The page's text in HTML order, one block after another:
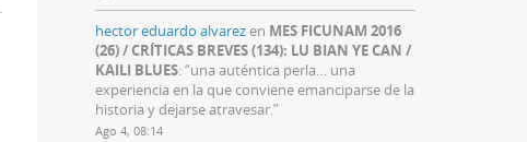
hector eduardo alvarezen MES FICUNAM 2016
(26) / CRÍTICAS BREVES (134): LU BIAN YE CAN /
KAILI BLUES: “una auténtica perla… una
experiencia en la que conviene emanciparse de la
historia y dejarse atravesar.”
Ago 4, 08:14